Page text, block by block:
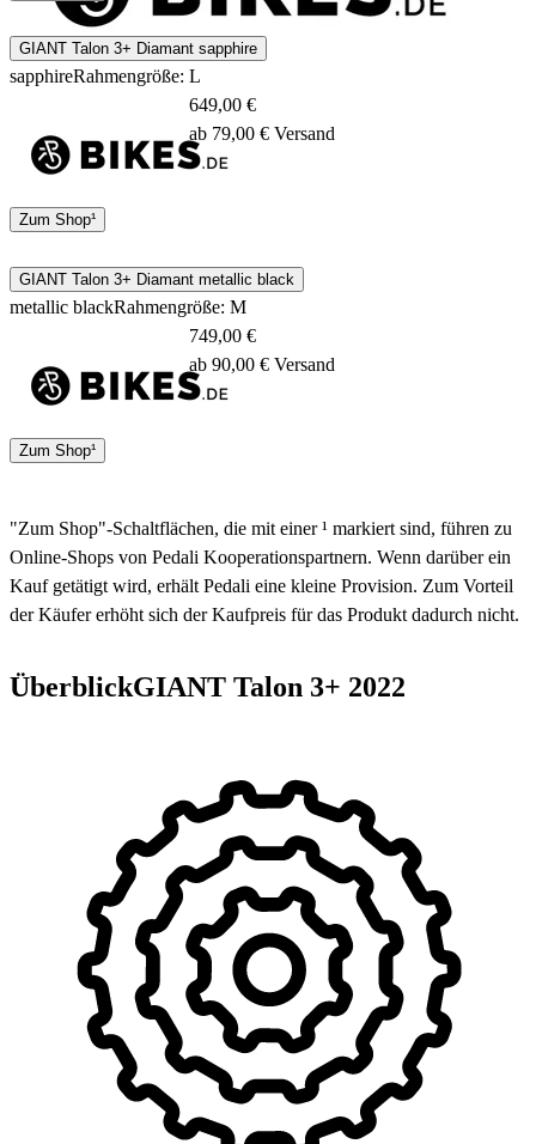
GIANT Talon 3+ Diamant sapphire
sapphireRahmengröße: L
4 - 7 Tage
649,00 €
ab 79,00 € Versand
Zum Shop¹
GIANT Talon 3+ Diamant metallic black
metallic blackRahmengröße: M
4 - 7 Tage
749,00 €
ab 90,00 € Versand
Zum Shop¹
"Zum Shop"-Schaltflächen, die mit einer ¹ markiert sind, führen zu
Online-Shops von Pedali Kooperationspartnern. Wenn darüber ein
Kauf getätigt wird, erhält Pedali eine kleine Provision. Zum Vorteil
der Käufer erhöht sich der Kaufpreis für das Produkt dadurch nicht.
ÜberblickGIANT Talon 3+ 2022